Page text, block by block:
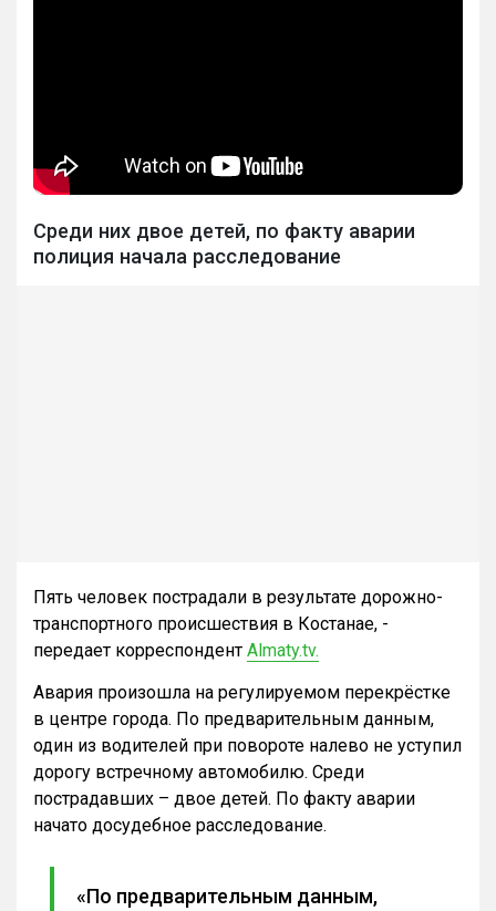
Среди них двое детей, по факту аварии
полиция начала расследование
Пять человек пострадали в результате дорожно-
транспортного происшествия в Костанае, -
передает корреспондент Almaty.tv.
Авария произошла на регулируемом перекрёстке
в центре города. По предварительным данным,
один из водителей при повороте налево не уступил
дорогу встречному автомобилю. Среди
пострадавших – двое детей. По факту аварии
начато досудебное расследование.
«По предварительным данным,